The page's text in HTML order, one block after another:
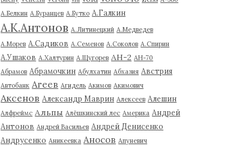
А.Белкин А.Буранцев А.Бутко А.Галкин
А.К.Антонов А.Литинецкий А.Медведев
А.Морев А.Садиков А.Семенов А.Соколов А.Спирин
А.Ушаков А.Халтурин А.Щугорев АН-2 АН-70
Абрамов Абрамочкин Абулхатин Абхазия Австрия
Автобанк Агеев Агидель Акимов Акимович
Аксенов Александр Маврин Алексеев Алешин
Алфреймс Альпы Алёшкинский лес Америка Андрей
Антонов Андрей Васильев Андрей Денисенко
Андрусенко Аникеевка Аносов Апуневич